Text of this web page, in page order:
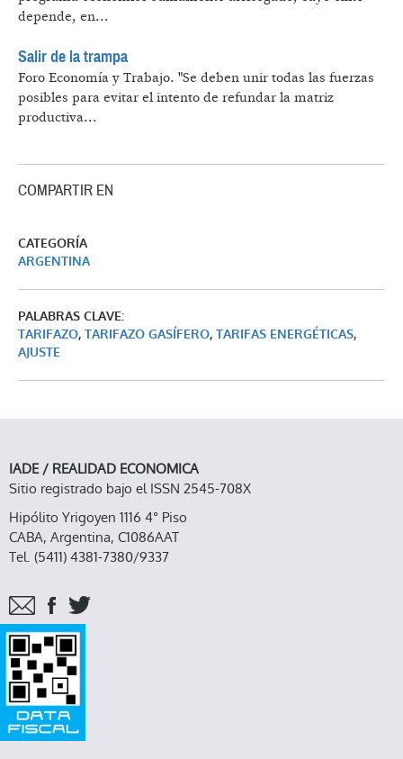
depende, en...
Salir de la trampa
Foro Economía y Trabajo. "Se deben unir todas las fuerzas
posibles para evitar el intento de refundar la matriz
productiva...
COMPARTIR EN
CATEGORÍA
ARGENTINA
PALABRAS CLAVE:
TARIFAZO, TARIFAZO GASÍFERO, TARIFAS ENERGÉTICAS,
AJUSTE
IADE / REALIDAD ECONOMICA
Sitio registrado bajo el ISSN 2545-708X
Hipólito Yrigoyen 1116 4° Piso
CABA, Argentina, C1086AAT
Tel. (5411) 4381-7380/9337